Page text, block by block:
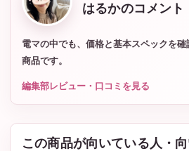
はるかのコメント
電マの中でも、価格と基本スペックを
商品です。
編集部レビュー・口コミを見る
この商品が向いている人・